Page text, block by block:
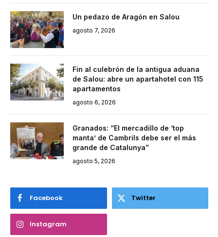
Un pedazo de Aragón en Salou
agosto 7, 2026
Fin al culebrón de la antigua aduana
de Salou: abre un apartahotel con 115
apartamentos
agosto 6, 2026
Granados: “El mercadillo de ‘top
manta’ de Cambrils debe ser el más
grande de Catalunya”
agosto 5, 2026
Facebook Twitter
Instagram